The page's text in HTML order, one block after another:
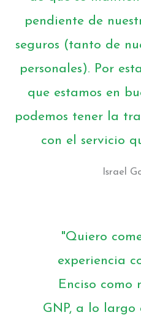
pendiente de
seguros (tanto de
personales). Por
que estamos en
podemos tener la
con el servicio
Israel
"Quiero
experiencia
Enciso como
GNP, a lo largo